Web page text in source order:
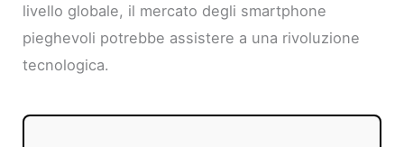
livello globale, il mercato degli smartphone
pieghevoli potrebbe assistere a una rivoluzione
tecnologica.